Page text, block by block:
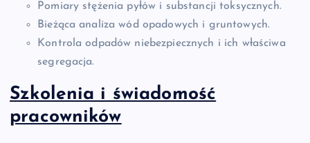
Pomiary stężenia pyłów i substancji toksycznych.
Bieżąca analiza wód opadowych i gruntowych.
Kontrola odpadów niebezpiecznych i ich właściwa
segregacja.
Szkolenia i świadomość
pracowników